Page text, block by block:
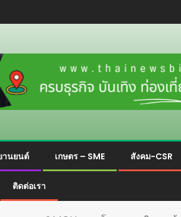
านยนต์ เกษตร – SME สังคม-CSR
ติดต่อเรา